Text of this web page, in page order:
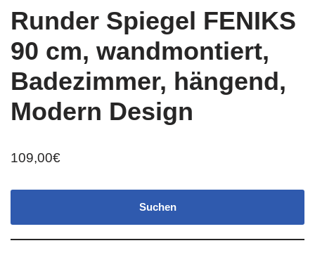
Runder Spiegel FENIKS
90 cm, wandmontiert,
Badezimmer, hängend,
Modern Design
109,00€
Suchen